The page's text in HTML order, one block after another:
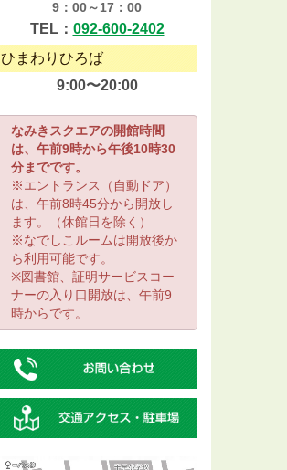
9：00～17：00
TEL： 092-600-2402
ひまわりひろば
9:00〜20:00
なみきスクエアの開館時間
は、午前9時から午後10時30
分までです。
※エントランス（自動ドア）
は、午前8時45分から開放し
ます。（休館日を除く）
※なでしこルームは開放後か
ら利用可能です。
※図書館、証明サービスコー
ナーの入り口開放は、午前9
時からです。